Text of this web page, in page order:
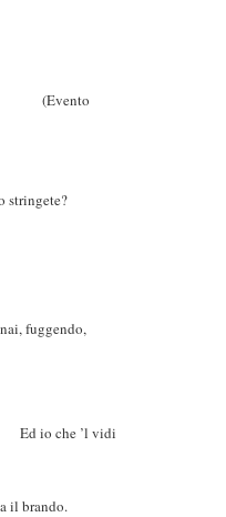
stringete?
fuggendo,
’l vidi
il brando.